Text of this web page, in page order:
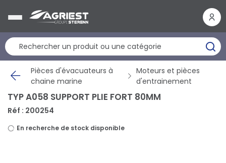
Pièces d'évacuateurs à
chaine marine
Moteurs et pièces
d'entrainement
TYP A058 SUPPORT PLIE FORT 80MM
Réf : 200254
En recherche de stock disponible